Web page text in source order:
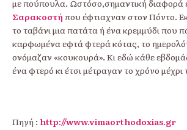
µε πούπουλα. Ωστόσο,σηµαντική διαφορά
Σαρακοστή που έφτιαχναν στον Πόντο.
το ταβάνι µια πατάτα ή ένα κρεµµύδι που
καρφωµένα εφτά φτερά κότας, το
ονόµαζαν «κουκουρά». Κι εδώ κάθε
ένα φτερό κι έτσι µέτραγαν το χρόνο
Πηγή : http://www.vimaorthodoxias.gr